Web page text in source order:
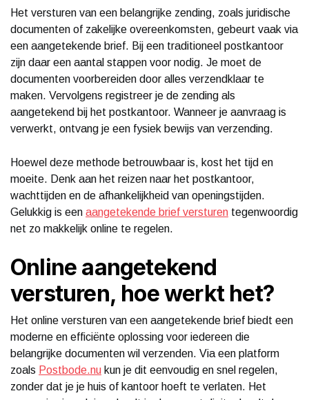
Het versturen van een belangrijke zending, zoals juridische
documenten of zakelijke overeenkomsten, gebeurt vaak via
een aangetekende brief. Bij een traditioneel postkantoor
zijn daar een aantal stappen voor nodig. Je moet de
documenten voorbereiden door alles verzendklaar te
maken. Vervolgens registreer je de zending als
aangetekend bij het postkantoor. Wanneer je aanvraag is
verwerkt, ontvang je een fysiek bewijs van verzending.
Hoewel deze methode betrouwbaar is, kost het tijd en
moeite. Denk aan het reizen naar het postkantoor,
wachttijden en de afhankelijkheid van openingstijden.
Gelukkig is een aangetekende brief versturen tegenwoordig
net zo makkelijk online te regelen.
Online aangetekend
versturen, hoe werkt het?
Het online versturen van een aangetekende brief biedt een
moderne en efficiënte oplossing voor iedereen die
belangrijke documenten wil verzenden. Via een platform
zoals Postbode.nu kun je dit eenvoudig en snel regelen,
zonder dat je je huis of kantoor hoeft te verlaten. Het